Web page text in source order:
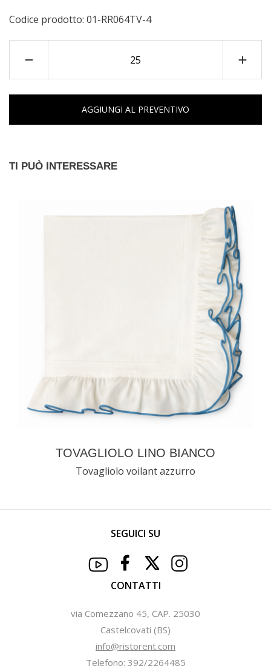
Codice prodotto: 01-RR064TV-4
AGGIUNGI AL PREVENTIVO
TI PUÒ INTERESSARE
TOVAGLIOLO LINO BIANCO
Tovagliolo voilant azzurro
SEGUICI SU
CONTATTI
via Comezzano 45, CAP. 25030
Castelcovati (BS)
info@ristorent.com
Telefono: 392/2264485